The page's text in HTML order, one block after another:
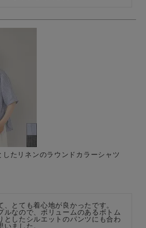
たリネンのラウンドカラーシャツ
、とても着心地が良かったです。
ルなので、ボリュームのあるボトム
としたシルエットのパンツにも合わ
ました。